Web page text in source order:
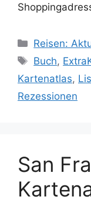
Kategorien
Reisen:
Buch,
Kartenatlas,
Rezessionen
San